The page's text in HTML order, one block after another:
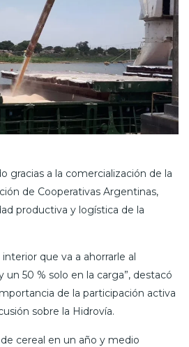
gracias a la comercialización de la
de Cooperativas Argentinas,
productiva y logística de la
que va a ahorrarle al
50 % solo en la carga”, destacó
de la participación activa
sobre la Hidrovía.
cereal en un año y medio